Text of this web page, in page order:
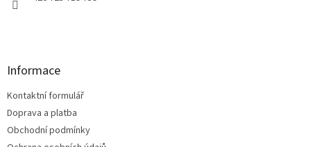
Informace
Kontaktní formulář
Doprava a platba
Obchodní podmínky